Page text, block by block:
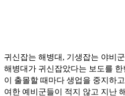
귀신잡는 해병대, 기생잡는 야비
해병대가 귀신잡았다는 보도를
이 출몰할 때마다 생업을 중지하
여한 예비군들이 적지 않고 지난